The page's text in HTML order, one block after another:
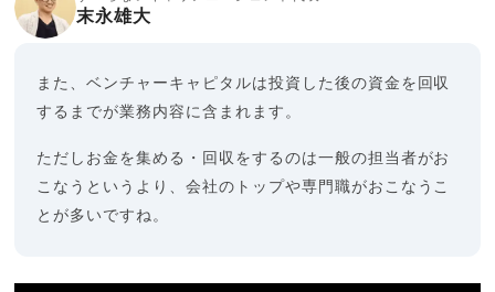
末永雄大
また、ベンチャーキャピタルは投資した後の資金を回収
するまでが業務内容に含まれます。
ただしお金を集める・回収をするのは一般の担当者がお
こなうというより、会社のトップや専門職がおこなうこ
とが多いですね。